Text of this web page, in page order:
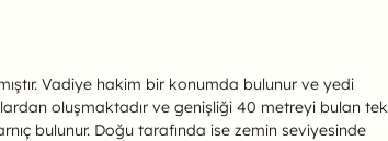
Vadiye hakim bir konumda bulunur ve yedi
oluşmaktadır ve genişliği 40 metreyi bulan tek
bulunur. Doğu tarafında ise zemin seviyesinde